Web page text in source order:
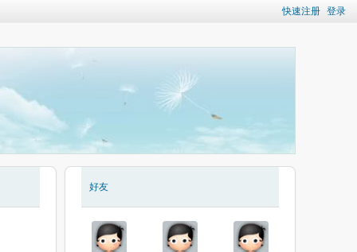
快速注册 登录
好友